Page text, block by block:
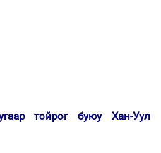
тойрог буюу Хан-Уул